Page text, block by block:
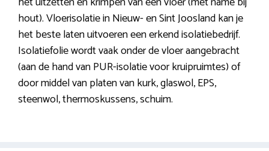
hout). Vloerisolatie in Nieuw- en Sint Joosland kan je
het beste laten uitvoeren een erkend isolatiebedrijf.
Isolatiefolie wordt vaak onder de vloer aangebracht
(aan de hand van PUR-isolatie voor kruipruimtes) of
door middel van platen van kurk, glaswol, EPS,
steenwol, thermoskussens, schuim.